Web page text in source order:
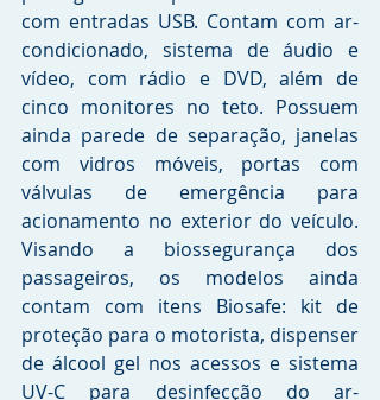
com entradas USB. Contam com ar-
condicionado, sistema de áudio e
vídeo, com rádio e DVD, além de
cinco monitores no teto. Possuem
ainda parede de separação, janelas
com vidros móveis, portas com
válvulas de emergência para
acionamento no exterior do veículo.
Visando a biossegurança dos
passageiros, os modelos ainda
contam com itens Biosafe: kit de
proteção para o motorista, dispenser
de álcool gel nos acessos e sistema
UV-C para desinfecção do ar-